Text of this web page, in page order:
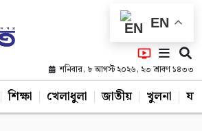
EN
শনিবার, ৮ আগস্ট ২০২৬, ২৩ শ্রাবণ ১৪৩৩
শিক্ষা খেলাধুলা জাতীয় খুলনা